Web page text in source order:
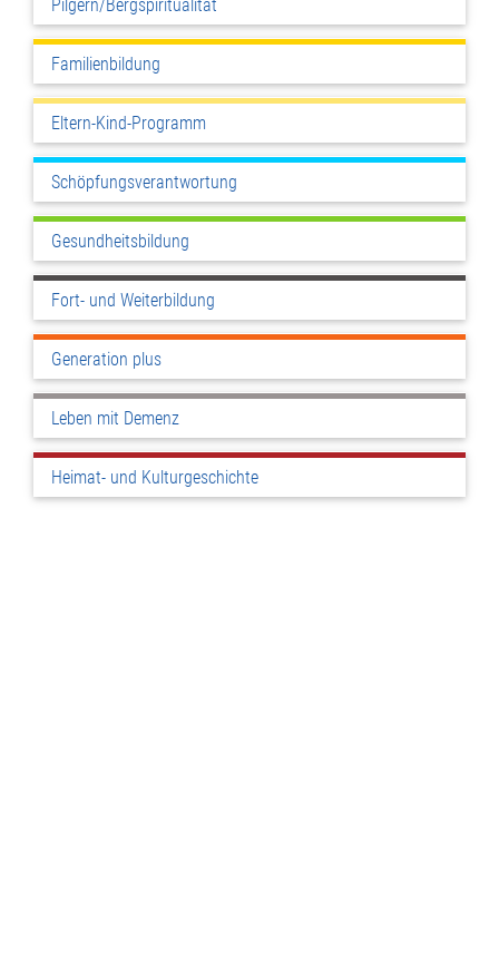
Pilgern/Bergspiritualität
Familienbildung
Eltern-Kind-Programm
Schöpfungsverantwortung
Gesundheitsbildung
Fort- und Weiterbildung
Generation plus
Leben mit Demenz
Heimat- und Kulturgeschichte